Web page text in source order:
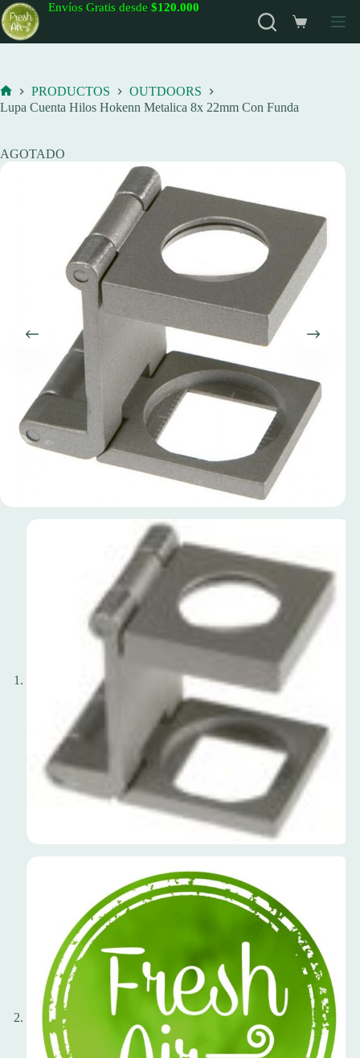
Saltar
al
contenido
Envíos Gratis desde $120.000
Carro
de
Inicio
PRODUCTOS
OUTDOORS
Lupa Cuenta Hilos Hokenn Metalica 8x 22mm Con Funda
AGOTADO